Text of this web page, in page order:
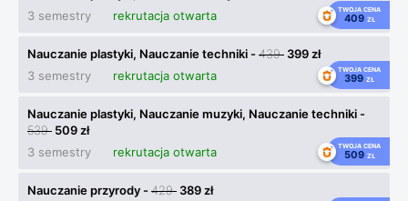
3 semestry
rekrutacja otwarta TWOJA CENA
409 ZŁ
Nauczanie plastyki, Nauczanie techniki -439 399 zł
3 semestry
rekrutacja otwarta TWOJA CENA
399 ZŁ
Nauczanie plastyki, Nauczanie muzyki, Nauczanie techniki -
539 509 zł
3 semestry
rekrutacja otwarta TWOJA CENA
509 ZŁ
Nauczanie przyrody -429 389 zł